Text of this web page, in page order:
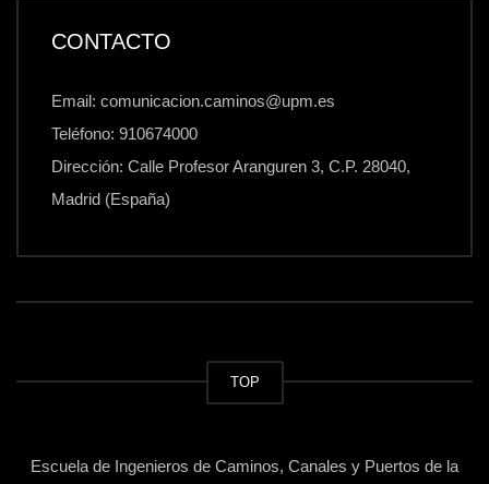
CONTACTO
Email: comunicacion.caminos@upm.es
Teléfono: 910674000
Dirección: Calle Profesor Aranguren 3, C.P. 28040,
Madrid (España)
TOP
Escuela de Ingenieros de Caminos, Canales y Puertos de la